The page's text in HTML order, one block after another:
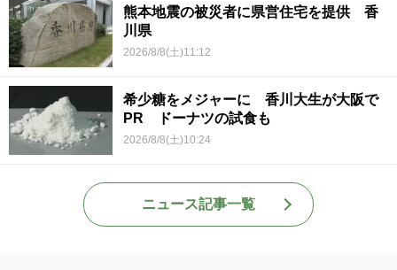
熊本地震の被災者に県営住宅を提供 香
川県
2026/8/8(土)11:12
希少糖をメジャーに 香川大生が大阪で
PR ドーナツの試食も
2026/8/8(土)10:24
ニュース記事一覧